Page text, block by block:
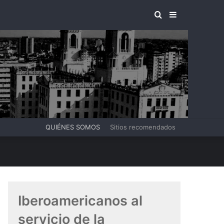
BARRA
LATERAL
BUSCAR
POR
QUIÉNES SOMOS Sitios recomendados
Iberoamericanos al
servicio de la